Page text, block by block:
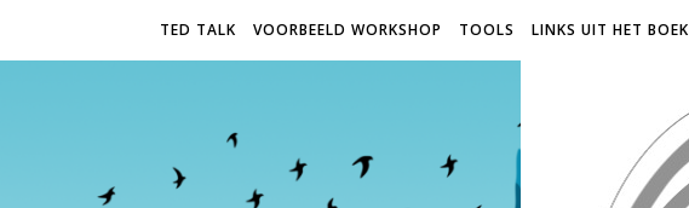
TED TALK VOORBEELD WORKSHOP TOOLS LINKS UIT HET BOEK